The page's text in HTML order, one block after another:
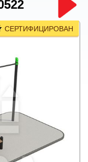
СЕРТИФИЦИРОВАН